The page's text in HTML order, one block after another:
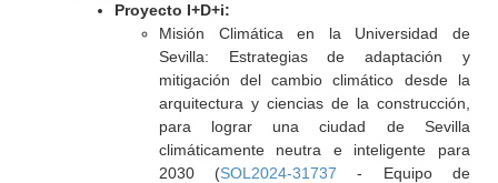
Proyecto I+D+i:
Misión Climática en la Universidad de
Sevilla: Estrategias de adaptación y
mitigación del cambio climático desde la
arquitectura y ciencias de la construcción,
para lograr una ciudad de Sevilla
climáticamente neutra e inteligente para
2030 (SOL2024-31737 - Equipo de